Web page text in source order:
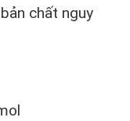
chất nguy